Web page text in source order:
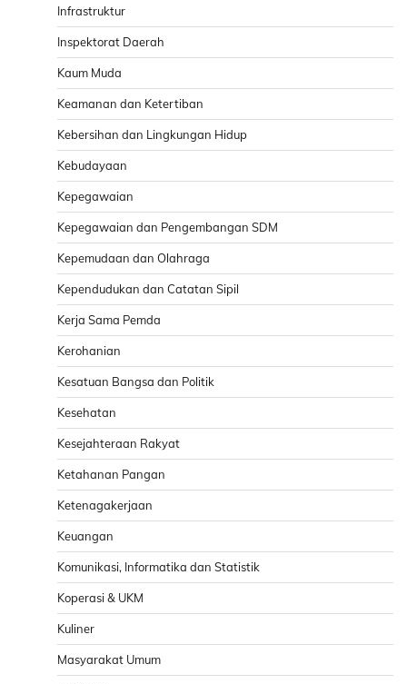
Infrastruktur
Inspektorat Daerah
Kaum Muda
Keamanan dan Ketertiban
Kebersihan dan Lingkungan Hidup
Kebudayaan
Kepegawaian
Kepegawaian dan Pengembangan SDM
Kepemudaan dan Olahraga
Kependudukan dan Catatan Sipil
Kerja Sama Pemda
Kerohanian
Kesatuan Bangsa dan Politik
Kesehatan
Kesejahteraan Rakyat
Ketahanan Pangan
Ketenagakerjaan
Keuangan
Komunikasi, Informatika dan Statistik
Koperasi & UKM
Kuliner
Masyarakat Umum